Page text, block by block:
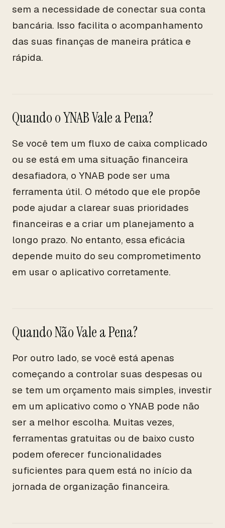
sem a necessidade de conectar sua conta
bancária. Isso facilita o acompanhamento
das suas finanças de maneira prática e
rápida.
Quando o YNAB Vale a Pena?
Se você tem um fluxo de caixa complicado
ou se está em uma situação financeira
desafiadora, o YNAB pode ser uma
ferramenta útil. O método que ele propõe
pode ajudar a clarear suas prioridades
financeiras e a criar um planejamento a
longo prazo. No entanto, essa eficácia
depende muito do seu comprometimento
em usar o aplicativo corretamente.
Quando Não Vale a Pena?
Por outro lado, se você está apenas
começando a controlar suas despesas ou
se tem um orçamento mais simples, investir
em um aplicativo como o YNAB pode não
ser a melhor escolha. Muitas vezes,
ferramentas gratuitas ou de baixo custo
podem oferecer funcionalidades
suficientes para quem está no início da
jornada de organização financeira.